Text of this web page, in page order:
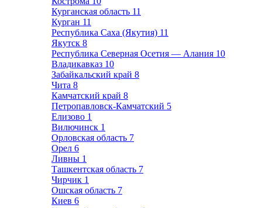
Курганская область 11
Курган 11
Республика Саха (Якутия) 11
Якутск 8
Республика Северная Осетия — Алания 10
Владикавказ 10
Забайкальский край 8
Чита 8
Камчатский край 8
Петропавловск-Камчатский 5
Елизово 1
Вилючинск 1
Орловская область 7
Орел 6
Ливны 1
Ташкентская область 7
Чирчик 1
Ошская область 7
Киев 6